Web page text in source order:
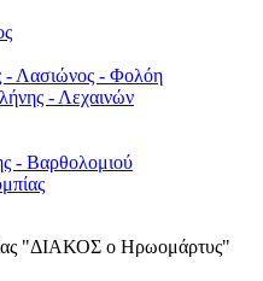
- Λασιώνος - Φολόη
- Λεχαινών
- Βαρθολομιού
"ΔΙΑΚΟΣ ο Ηρωομάρτυς"